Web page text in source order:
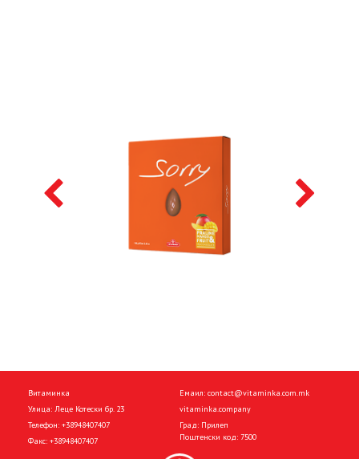
Витаминка
Улица: Леце Котески бр. 23
Телефон: +38948407407
Факс: +38948407407
Емаил: contact@vitaminka.com.mk
vitaminka.company
Град: Прилеп
Поштенски код: 7500